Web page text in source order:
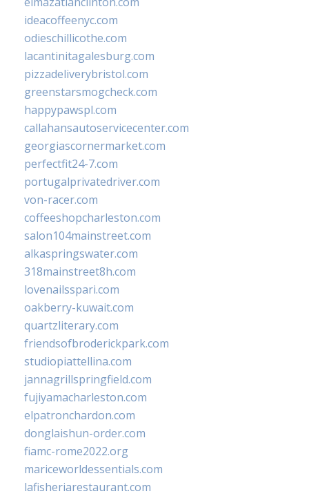
ideacoffeenyc.com
odieschillicothe.com
lacantinitagalesburg.com
pizzadeliverybristol.com
greenstarsmogcheck.com
happypawspl.com
callahansautoservicecenter.com
georgiascornermarket.com
perfectfit24-7.com
portugalprivatedriver.com
von-racer.com
coffeeshopcharleston.com
salon104mainstreet.com
alkaspringswater.com
318mainstreet8h.com
lovenailsspari.com
oakberry-kuwait.com
quartzliterary.com
friendsofbroderickpark.com
studiopiattellina.com
jannagrillspringfield.com
fujiyamacharleston.com
elpatronchardon.com
donglaishun-order.com
fiamc-rome2022.org
mariceworldessentials.com
lafisheriarestaurant.com